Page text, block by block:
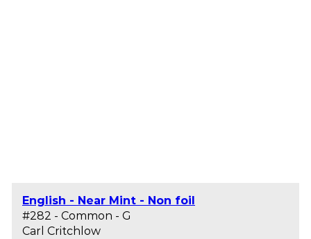
English - Near Mint - Non foil
#282 - Common - G
Carl Critchlow